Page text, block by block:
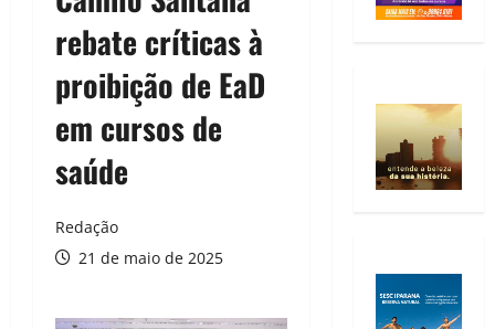
rebate críticas à
proibição de EaD
em cursos de
saúde
Redação
21 de maio de 2025